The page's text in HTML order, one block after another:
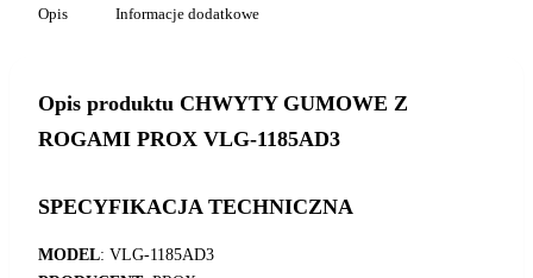
Opis Informacje dodatkowe
Opis produktu CHWYTY GUMOWE Z
ROGAMI PROX VLG-1185AD3
SPECYFIKACJA TECHNICZNA
MODEL: VLG-1185AD3